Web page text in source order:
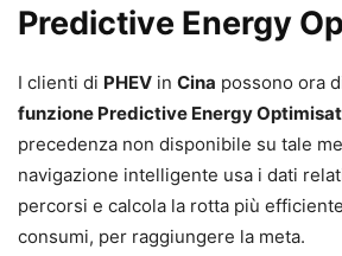
Predictive Energy
I clienti di PHEV in Cina possono ora
funzione Predictive Energy
precedenza non disponibile su tale
navigazione intelligente usa i dati
percorsi e calcola la rotta più
consumi, per raggiungere la meta.